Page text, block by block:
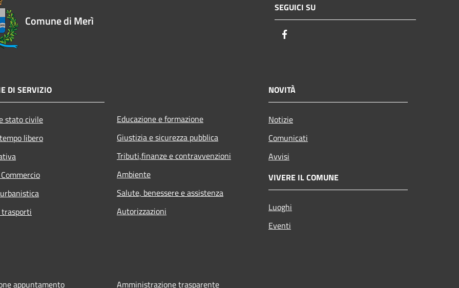
Comune di Merì
SEGUICI SU
DI SERVIZIO
stato civile
libero
Educazione e formazione
Giustizia e sicurezza pubblica
Tributi,finanze e contravvenzioni
Ambiente
Salute, benessere e assistenza
Autorizzazioni
NOVITÀ
Notizie
Comunicati
Avvisi
VIVERE IL COMUNE
Luoghi
Eventi
appuntamento Amministrazione trasparente